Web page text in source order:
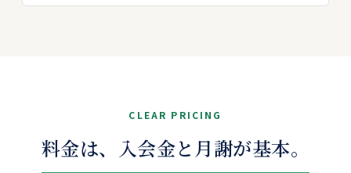
CLEAR PRICING
料金は、入会金と月謝が基本。